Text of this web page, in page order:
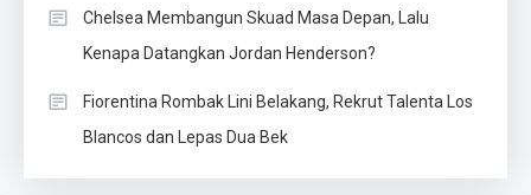
Chelsea Membangun Skuad Masa Depan, Lalu
Kenapa Datangkan Jordan Henderson?
Fiorentina Rombak Lini Belakang, Rekrut Talenta Los
Blancos dan Lepas Dua Bek